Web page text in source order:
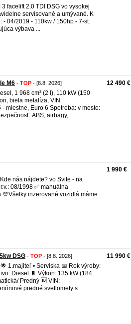
3 facelift 2.0 TDI DSG vo vysokej
servisované a umývané. K
04/2019 - 110kw / 150hp - 7-st.
výbava ...
M6 - TOP - [8.8. 2026]
1 968 cm³ (2 l), 110 kW (150
biela metalíza, VIN:
miestne, Euro 6 Spotreba: v meste:
ABS, airbagy, ...
12 490 €
nás nájdete? vo Svite - na
08/1998 ✅ manuálna
💯Všetky inzerované vozidlá máme
1 990 €
DSG - TOP - [8.8. 2026]
1.majiteľ • Serviska 📅 Rok výroby:
Diesel 🔋 Výkon: 135 kW (184
Predný 🆔 VIN:
predné svetlomety s
11 990 €